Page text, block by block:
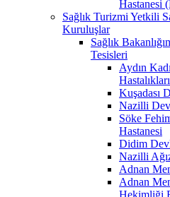
Hastanesi
Sağlık Turizmi Yetkili
Kuruluşlar
Sağlık
Tesisleri
Aydın
Kuşadası
Nazilli
Söke
Hastanesi
Didim
Nazilli
Adnan
Adnan
Hekimliği